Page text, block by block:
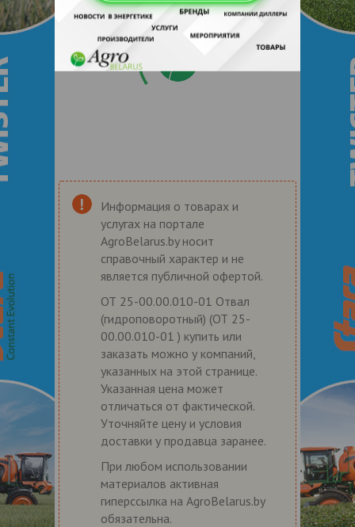
Информация о товарах и
услугах на портале
AgroBelarus.by носит
справочный характер и не
является публичной офертой.
ОТ 25-00.00.010-01 Отвал
(гидроповоротный) (ОТ 25-
00.00.010-01 ) купить или
заказать можно у компаний,
указанных на этой странице.
Указанная цена может
отличаться от фактической.
Уточняйте цену и условия
доставки у продавца заранее.
При любом использовании
материалов активная
гиперссылка на AgroBelarus.by
обязательна.